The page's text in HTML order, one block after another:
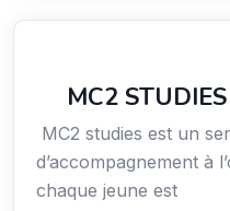
MC2 STUDIES
MC2 studies est un
d’accompagnement à
chaque jeune est